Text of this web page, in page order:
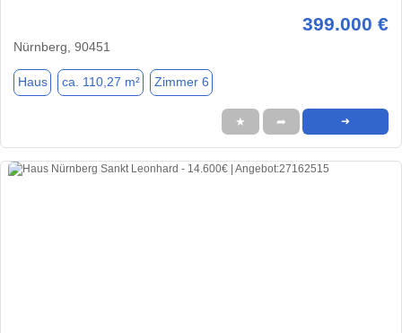
399.000 €
Nürnberg, 90451
Haus ca. 110,27 m² Zimmer 6
★ ➦ ➜